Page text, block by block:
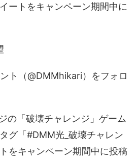
ートをキャンペーン期間中に
ト（@DMMhikari）をフォロ
の「破壊チャレンジ」ゲーム
グ「#DMM光_破壊チャレン
をキャンペーン期間中に投稿